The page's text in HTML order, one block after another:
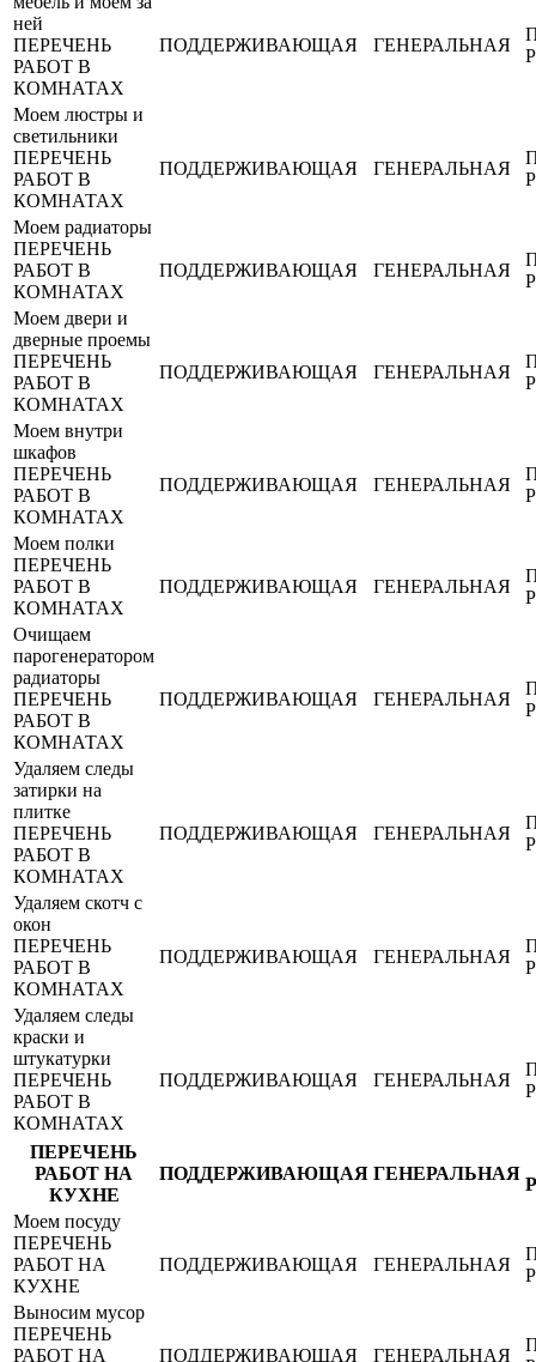
ней
ПЕРЕЧЕНЬ
РАБОТ В
КОМНАТАХ
ПОДДЕРЖИВАЮЩАЯ ГЕНЕРАЛЬНАЯ
Моем люстры и
светильники
ПЕРЕЧЕНЬ
РАБОТ В
КОМНАТАХ
ПОДДЕРЖИВАЮЩАЯ ГЕНЕРАЛЬНАЯ
Моем радиаторы
ПЕРЕЧЕНЬ
РАБОТ В
КОМНАТАХ
ПОДДЕРЖИВАЮЩАЯ ГЕНЕРАЛЬНАЯ
Моем двери и
дверные проемы
ПЕРЕЧЕНЬ
РАБОТ В
КОМНАТАХ
ПОДДЕРЖИВАЮЩАЯ ГЕНЕРАЛЬНАЯ
Моем внутри
шкафов
ПЕРЕЧЕНЬ
РАБОТ В
КОМНАТАХ
ПОДДЕРЖИВАЮЩАЯ ГЕНЕРАЛЬНАЯ
Моем полки
ПЕРЕЧЕНЬ
РАБОТ В
КОМНАТАХ
ПОДДЕРЖИВАЮЩАЯ ГЕНЕРАЛЬНАЯ
Очищаем
парогенератором
радиаторы
ПЕРЕЧЕНЬ
РАБОТ В
КОМНАТАХ
ПОДДЕРЖИВАЮЩАЯ ГЕНЕРАЛЬНАЯ
Удаляем следы
затирки на
плитке
ПЕРЕЧЕНЬ
РАБОТ В
КОМНАТАХ
ПОДДЕРЖИВАЮЩАЯ ГЕНЕРАЛЬНАЯ
Удаляем скотч с
окон
ПЕРЕЧЕНЬ
РАБОТ В
КОМНАТАХ
ПОДДЕРЖИВАЮЩАЯ ГЕНЕРАЛЬНАЯ
Удаляем следы
краски и
штукатурки
ПЕРЕЧЕНЬ
РАБОТ В
КОМНАТАХ
ПОДДЕРЖИВАЮЩАЯ ГЕНЕРАЛЬНАЯ
ПЕРЕЧЕНЬ
РАБОТ НА
КУХНЕ
ПОДДЕРЖИВАЮЩАЯ ГЕНЕРАЛЬНАЯ
Моем посуду
ПЕРЕЧЕНЬ
РАБОТ НА
КУХНЕ
ПОДДЕРЖИВАЮЩАЯ ГЕНЕРАЛЬНАЯ
Выносим мусор
ПЕРЕЧЕНЬ
РАБОТ НА
ПОДДЕРЖИВАЮЩАЯ ГЕНЕРАЛЬНАЯ